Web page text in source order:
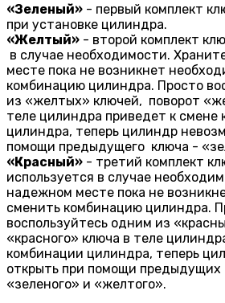
«Зеленый» - первый комплект
при установке цилиндра.
«Желтый» - второй комплект
в случае необходимости.
месте пока не возникнет
комбинацию цилиндра. Просто
из «желтых» ключей, поворот
теле цилиндра приведет к смене
цилиндра, теперь цилиндр
помощи предыдущего ключа -
«Красный» - третий комплект
используется в случае
надежном месте пока не
сменить комбинацию цилиндра.
воспользуйтесь одним из
«красного» ключа в теле
комбинации цилиндра, теперь
открыть при помощи
«зеленого» и «желтого».